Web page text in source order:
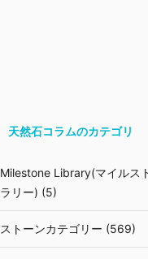
天然石コラムのカテゴリ
Milestone Library(マイルス
ラリー) (5)
ストーンカテゴリー (569)